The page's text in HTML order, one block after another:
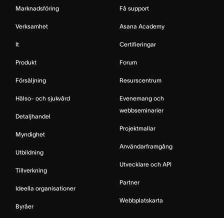
Marknadsföring
Verksamhet
It
Produkt
Försäljning
Hälso- och sjukvård
Detaljhandel
Myndighet
Utbildning
Tillverkning
Ideella organisationer
Byråer
Få support
Asana Academy
Certifieringar
Forum
Resurscentrum
Evenemang och
webbseminarier
Projektmallar
Användarframgång
Utvecklare och API
Partner
Webbplatskarta